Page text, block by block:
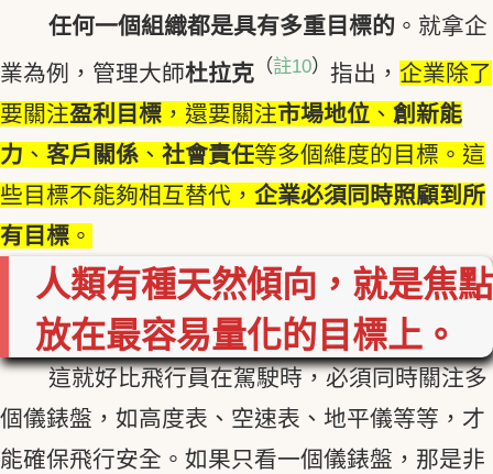
任何一個組織都是具有多重目標的。就拿企
業為例，管理大師杜拉克 （註10） 指出， 企業除了
要關注盈利目標 ，還要關注市場地位 、 創新能
力 、 客戶關係 、 社會責任等多個維度的目標。這
些目標不能夠相互替代， 企業必須同時照顧到所
有目標 。
人類有種天然傾向，就是焦點
放在最容易量化的目標上。
這就好比飛行員在駕駛時，必須同時關注多
個儀錶盤，如高度表、空速表、地平儀等等，才
能確保飛行安全。如果只看一個儀錶盤，那是非